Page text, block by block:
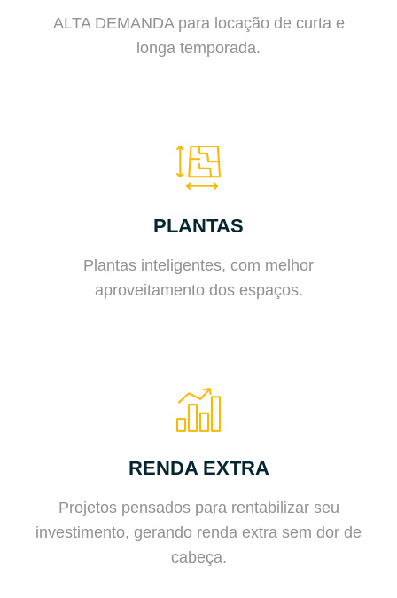
ALTA DEMANDA para locação de curta e
longa temporada.
PLANTAS
Plantas inteligentes, com melhor
aproveitamento dos espaços.
RENDA EXTRA
Projetos pensados para rentabilizar seu
investimento, gerando renda extra sem dor de
cabeça.